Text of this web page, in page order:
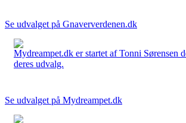
Se udvalget på Gnaververdenen.dk
Mydreampet.dk er startet af Tonni Sørensen
deres udvalg.
Se udvalget på Mydreampet.dk